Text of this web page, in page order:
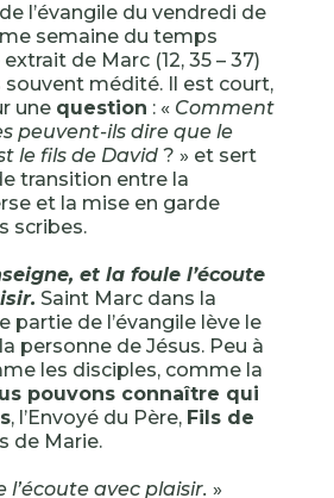
l’évangile du vendredi de
semaine du temps
de Marc (12, 35 – 37)
souvent médité. Il est court,
une question : « Comment
peuvent-ils dire que le
le fils de David? » et sert
transition entre la
et la mise en garde
scribes.
et la foule l’écoute
Saint Marc dans la
partie de l’évangile lève le
personne de Jésus. Peu à
les disciples, comme la
pouvons connaître qui
, l’Envoyé du Père, Fils de
de Marie.
l’écoute avec plaisir. »